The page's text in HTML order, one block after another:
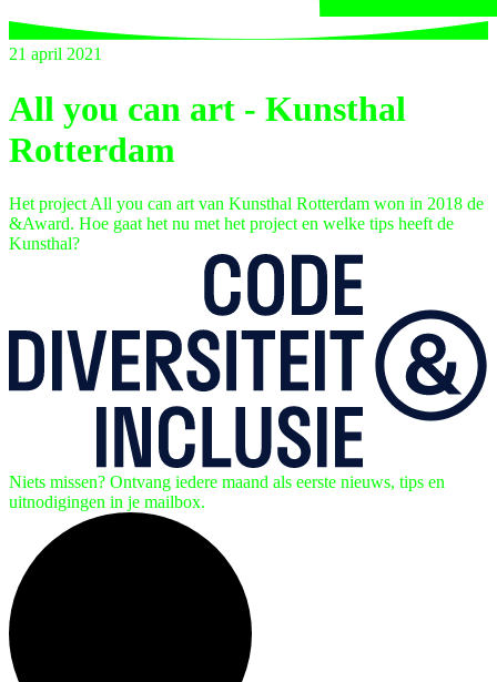
21 april 2021
All you can art - Kunsthal
Rotterdam
Het project All you can art van Kunsthal Rotterdam won in 2018 de
&Award. Hoe gaat het nu met het project en welke tips heeft de
Kunsthal?
Niets missen? Ontvang iedere maand als eerste nieuws, tips en
uitnodigingen in je mailbox.